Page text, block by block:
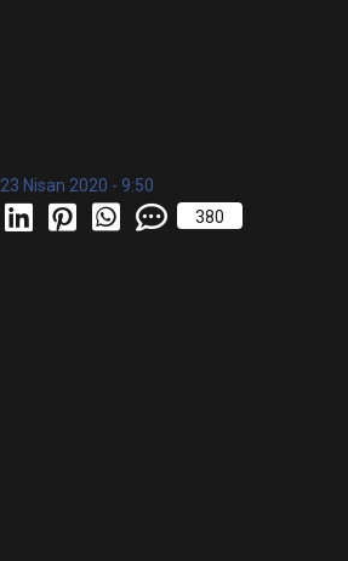
23 Nisan 2020 - 9:50
380